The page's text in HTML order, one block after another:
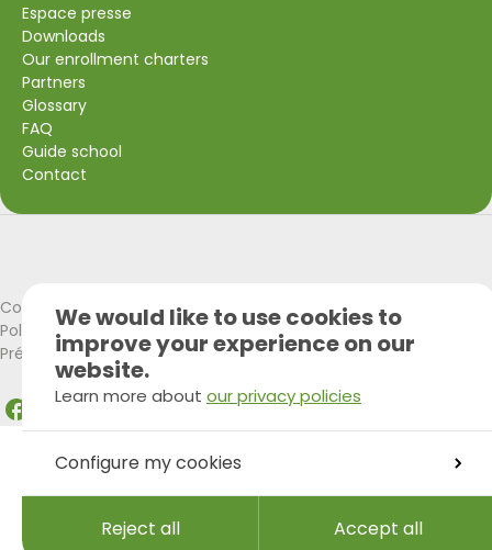
Espace presse
Downloads
Our enrollment charters
Partners
Glossary
FAQ
Guide school
Contact
Cookies policy
Politique de confidentialité
Préférences Cookies
Facebook
We would like to use cookies to
improve your experience on our
website.
Learn more about our privacy policies
Configure my cookies
Reject all Accept all